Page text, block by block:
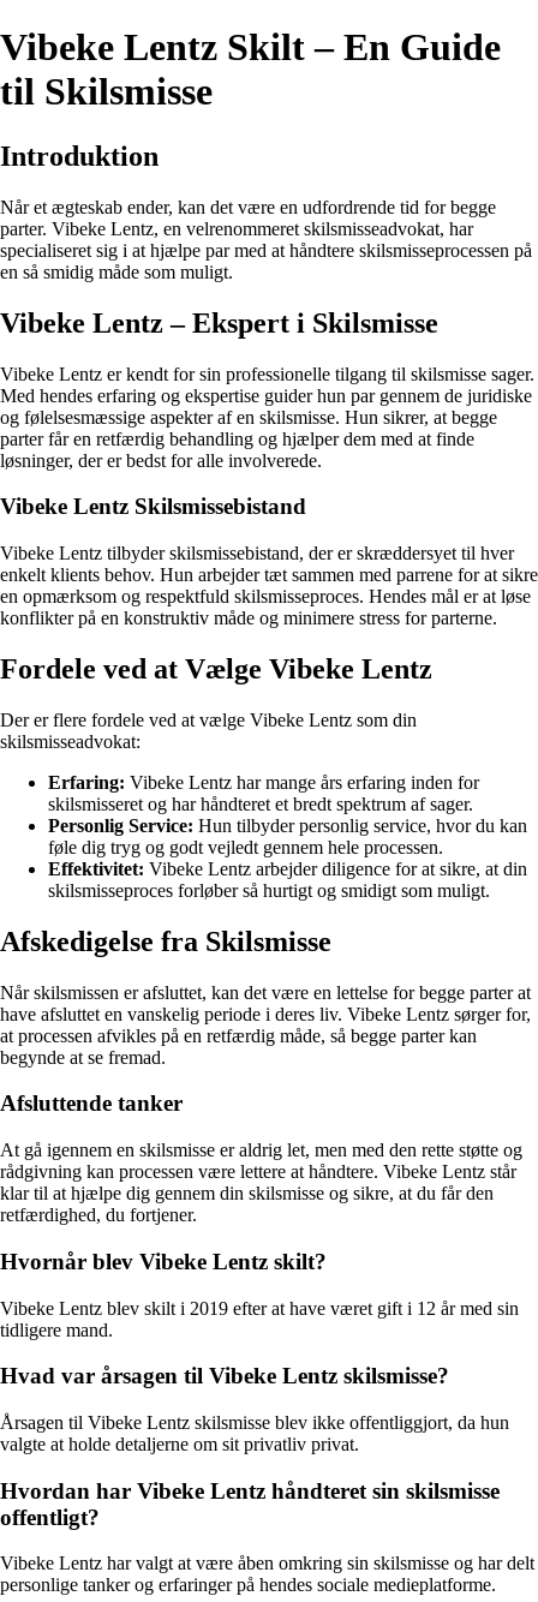
Vibeke Lentz Skilt – En Guide
til Skilsmisse
Introduktion
Når et ægteskab ender, kan det være en udfordrende tid for begge
parter. Vibeke Lentz, en velrenommeret skilsmisseadvokat, har
specialiseret sig i at hjælpe par med at håndtere skilsmisseprocessen på
en så smidig måde som muligt.
Vibeke Lentz – Ekspert i Skilsmisse
Vibeke Lentz er kendt for sin professionelle tilgang til skilsmisse sager.
Med hendes erfaring og ekspertise guider hun par gennem de juridiske
og følelsesmæssige aspekter af en skilsmisse. Hun sikrer, at begge
parter får en retfærdig behandling og hjælper dem med at finde
løsninger, der er bedst for alle involverede.
Vibeke Lentz Skilsmissebistand
Vibeke Lentz tilbyder skilsmissebistand, der er skræddersyet til hver
enkelt klients behov. Hun arbejder tæt sammen med parrene for at sikre
en opmærksom og respektfuld skilsmisseproces. Hendes mål er at løse
konflikter på en konstruktiv måde og minimere stress for parterne.
Fordele ved at Vælge Vibeke Lentz
Der er flere fordele ved at vælge Vibeke Lentz som din
skilsmisseadvokat:
Erfaring: Vibeke Lentz har mange års erfaring inden for
skilsmisseret og har håndteret et bredt spektrum af sager.
Personlig Service: Hun tilbyder personlig service, hvor du kan
føle dig tryg og godt vejledt gennem hele processen.
Effektivitet: Vibeke Lentz arbejder diligence for at sikre, at din
skilsmisseproces forløber så hurtigt og smidigt som muligt.
Afskedigelse fra Skilsmisse
Når skilsmissen er afsluttet, kan det være en lettelse for begge parter at
have afsluttet en vanskelig periode i deres liv. Vibeke Lentz sørger for,
at processen afvikles på en retfærdig måde, så begge parter kan
begynde at se fremad.
Afsluttende tanker
At gå igennem en skilsmisse er aldrig let, men med den rette støtte og
rådgivning kan processen være lettere at håndtere. Vibeke Lentz står
klar til at hjælpe dig gennem din skilsmisse og sikre, at du får den
retfærdighed, du fortjener.
Hvornår blev Vibeke Lentz skilt?
Vibeke Lentz blev skilt i 2019 efter at have været gift i 12 år med sin
tidligere mand.
Hvad var årsagen til Vibeke Lentz skilsmisse?
Årsagen til Vibeke Lentz skilsmisse blev ikke offentliggjort, da hun
valgte at holde detaljerne om sit privatliv privat.
Hvordan har Vibeke Lentz håndteret sin skilsmisse
offentligt?
Vibeke Lentz har valgt at være åben omkring sin skilsmisse og har delt
personlige tanker og erfaringer på hendes sociale medieplatforme.